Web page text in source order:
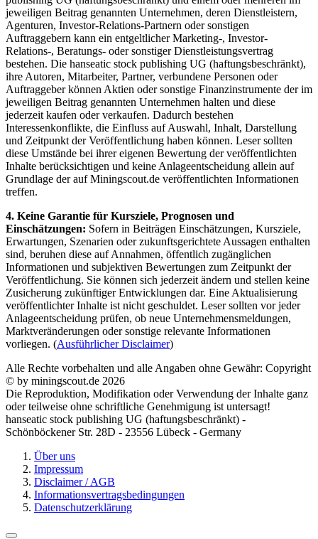
jeweiligen Beitrag genannten Unternehmen, deren Dienstleistern,
Agenturen, Investor-Relations-Partnern oder sonstigen
Auftraggebern kann ein entgeltlicher Marketing-, Investor-
Relations-, Beratungs- oder sonstiger Dienstleistungsvertrag
bestehen. Die hanseatic stock publishing UG (haftungsbeschränkt),
ihre Autoren, Mitarbeiter, Partner, verbundene Personen oder
Auftraggeber können Aktien oder sonstige Finanzinstrumente der im
jeweiligen Beitrag genannten Unternehmen halten und diese
jederzeit kaufen oder verkaufen. Dadurch bestehen
Interessenkonflikte, die Einfluss auf Auswahl, Inhalt, Darstellung
und Zeitpunkt der Veröffentlichung haben können. Leser sollten
diese Umstände bei ihrer eigenen Bewertung der veröffentlichten
Inhalte berücksichtigen und keine Anlageentscheidung allein auf
Grundlage der auf Miningscout.de veröffentlichten Informationen
treffen.
4. Keine Garantie für Kursziele, Prognosen und
Einschätzungen: Sofern in Beiträgen Einschätzungen, Kursziele,
Erwartungen, Szenarien oder zukunftsgerichtete Aussagen enthalten
sind, beruhen diese auf Annahmen, öffentlich zugänglichen
Informationen und subjektiven Bewertungen zum Zeitpunkt der
Veröffentlichung. Sie können sich jederzeit ändern und stellen keine
Zusicherung zukünftiger Entwicklungen dar. Eine Aktualisierung
veröffentlichter Inhalte ist nicht geschuldet. Leser sollten vor jeder
Anlageentscheidung prüfen, ob neue Unternehmensmeldungen,
Marktveränderungen oder sonstige relevante Informationen
vorliegen. (Ausführlicher Disclaimer)
Alle Rechte vorbehalten und alle Angaben ohne Gewähr: Copyright
© by miningscout.de 2026
Die Reproduktion, Modifikation oder Verwendung der Inhalte ganz
oder teilweise ohne schriftliche Genehmigung ist untersagt!
hanseatic stock publishing UG (haftungsbeschränkt) -
Schönböckener Str. 28D - 23556 Lübeck - Germany
Über uns
Impressum
Disclaimer / AGB
Informationsvertragsbedingungen
Datenschutzerklärung